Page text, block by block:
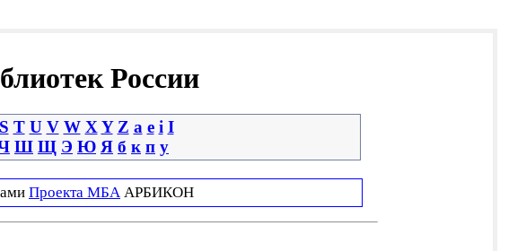
России
S T U V W X Y Z a e i І
Ш Щ Э Ю Я б к п у
Проекта МБА АРБИКОН